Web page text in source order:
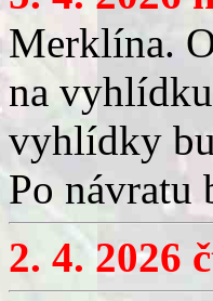
Merklína.
na
vyhlídky
Po návratu
2. 4. 2026